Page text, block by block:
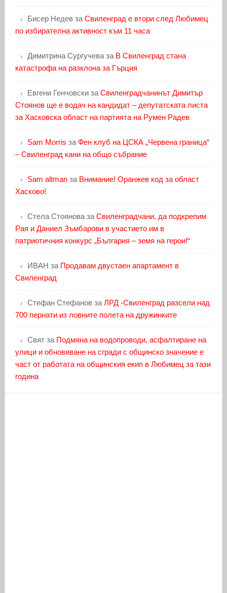
Бисер Недевза Свиленград е втори след Любимец
по избирателна активност към 11 часа
Димитрина Сургучеваза В Свиленград стана
катастрофа на разклона за Гърция
Евгени Генчовскиза Свиленградчанинът Димитър
Стоянов ще е водач на кандидат – депутатската листа
за Хасковска област на партията на Румен Радев
Sam Morris за Фен клуб на ЦСКА „Червена граница“
– Свиленград кани на общо събрание
Sam altmanза Внимание! Оранжев код за област
Хасково!
Стела Стояноваза Свиленградчани, да подкрепим
Рая и Даниел Зъмбарови в участието им в
патриотичния конкурс „България – земя на герои!“
ИВАН за Продавам двустаен апартамент в
Свиленград
Стефан Стефановза ЛРД -Свиленград разсели над
700 пернати из ловните полета на дружинките
Святза Подмяна на водопроводи, асфалтиране на
улици и обновяване на сгради с общинско значение е
част от работата на общинския екип в Любимец за тази
година